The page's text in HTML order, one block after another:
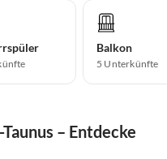
Balkon
5 Unterkünfte
– Entdecke